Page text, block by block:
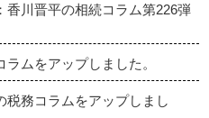
川晋平の相続コラム第226弾
ムをアップしました。
務コラムをアップしまし